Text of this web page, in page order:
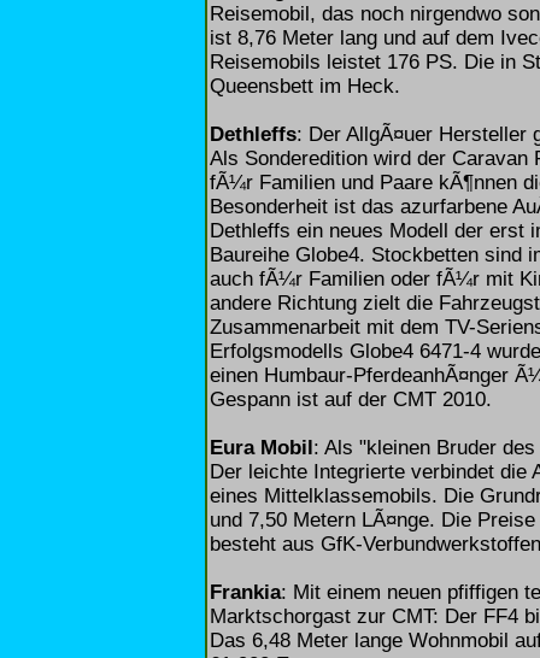
Reisemobil, das noch nirgendwo
ist 8,76 Meter lang und auf dem
Reisemobils leistet 176 PS. Die in
Queensbett im Heck.
Dethleffs: Der AllgÃ¤uer Hersteller
Als Sonderedition wird der
fÃ¼r Familien und Paare kÃ¶nnen
Besonderheit ist das azurfarbene
Dethleffs ein neues Modell der erst
Baureihe Globe4. Stockbetten sind
auch fÃ¼r Familien oder fÃ¼r mit
andere Richtung zielt die
Zusammenarbeit mit dem TV-
Erfolgsmodells Globe4 6471-4
einen Humbaur-PferdeanhÃ¤nger
Gespann ist auf der CMT 2010.
Eura Mobil: Als "kleinen Bruder
Der leichte Integrierte verbindet die
eines Mittelklassemobils. Die
und 7,50 Metern LÃ¤nge. Die
besteht aus GfK-
Frankia: Mit einem neuen pfiffigen
Marktschorgast zur CMT: Der FF4
Das 6,48 Meter lange Wohnmobil